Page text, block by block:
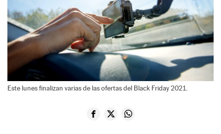
Este lunes finalizan varias de las ofertas del Black Friday 2021.